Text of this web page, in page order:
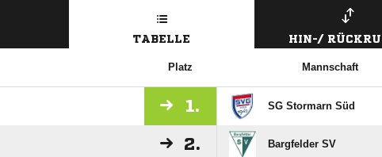
TABELLE HIN-/
Platz Mannschaft
1. SG Stormarn Süd
2. Bargfelder SV